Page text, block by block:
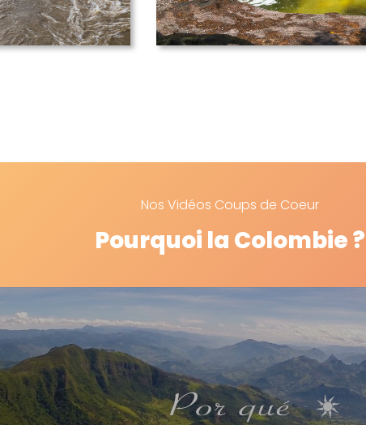
Nos Vidéos Coups de Coeur
Pourquoi la Colombie ?